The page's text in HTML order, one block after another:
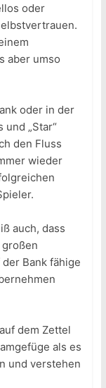
oder
aber umso
oder in der
„Star“
den Fluss
wieder
auch, dass
Bank fähige
dem Zettel
als es
und verstehen